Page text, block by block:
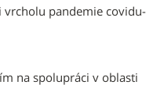
pandemie covidu-
na spolupráci v oblasti